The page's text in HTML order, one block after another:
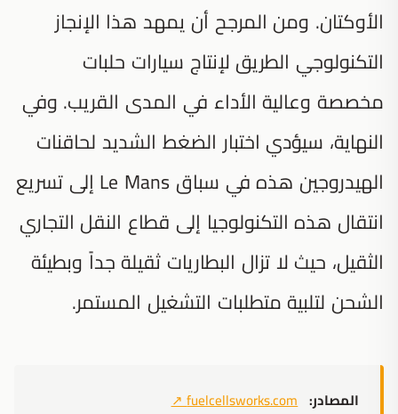
الأوكتان. ومن المرجح أن يمهد هذا الإنجاز
التكنولوجي الطريق لإنتاج سيارات حلبات
مخصصة وعالية الأداء في المدى القريب. وفي
النهاية، سيؤدي اختبار الضغط الشديد لحاقنات
الهيدروجين هذه في سباق Le Mans إلى تسريع
انتقال هذه التكنولوجيا إلى قطاع النقل التجاري
الثقيل، حيث لا تزال البطاريات ثقيلة جداً وبطيئة
الشحن لتلبية متطلبات التشغيل المستمر.
المصادر: fuelcellsworks.com
↗